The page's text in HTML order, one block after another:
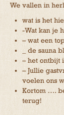
We vallen in
wat is het
-Wat kan je
– wat een
_ de sauna
– het ontbijt
– Jullie
voelen ons
Kortom ….
terug!